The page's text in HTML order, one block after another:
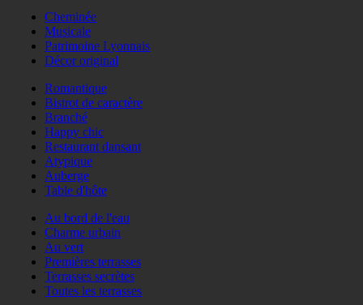
Cheminée
Musicale
Patrimoine Lyonnais
Décor original
Romantique
Bistrot de caractère
Branché
Happy chic
Restaurant dansant
Atypique
Auberge
Table d'hôte
Au bord de l'eau
Charme urbain
Au vert
Premières terrasses
Terrasses secrètes
Toutes les terrasses